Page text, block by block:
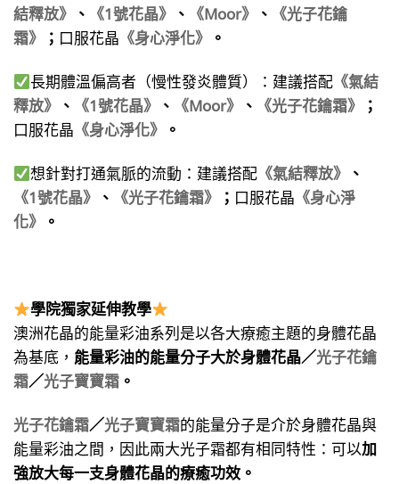
結釋放》 、 《1號花晶》 、 《Moor》 、 《光子花鑰
霜》
； 口服花晶 《身心淨化》 。
長期體溫偏高者（慢性發炎體質）：建議搭配 《氣結
釋放》 、 《1號花晶》 、 《Moor》 、 《光子花鑰霜》
；
口服花晶 《身心淨化》 。
想針對打通氣脈的流動：建議搭配 《氣結釋放》 、
《1號花晶》 、 《光子花鑰霜》 ； 口服花晶 《身心淨
化》 。
學院獨家延伸教學
澳洲花晶的能量彩油系列是以各大療癒主題的身體花晶
為基底， 能量彩油的能量分子大於身體花晶／光子花鑰
霜／光子寶寶霜 。
光子花鑰霜／光子寶寶霜的能量分子是介於身體花晶與
能量彩油之間，因此兩大光子霜都有相同特性：可以加
強放大每一支身體花晶的療癒功效。